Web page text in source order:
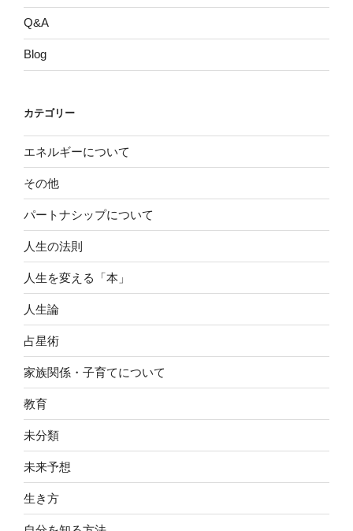
Q&A
Blog
カテゴリー
エネルギーについて
その他
パートナシップについて
人生の法則
人生を変える「本」
人生論
占星術
家族関係・子育てについて
教育
未分類
未来予想
生き方